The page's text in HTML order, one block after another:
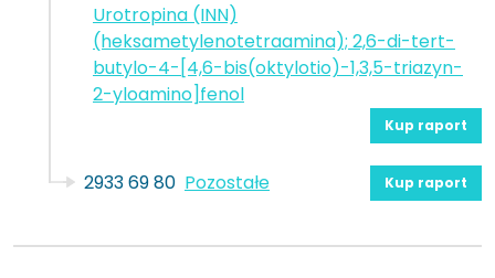
Urotropina (INN)
(heksametylenotetraamina); 2,6-di-tert-
butylo-4-[4,6-bis(oktylotio)-1,3,5-triazyn-
2-yloamino]fenol
Kup raport
2933 69 80 Pozostałe Kup raport